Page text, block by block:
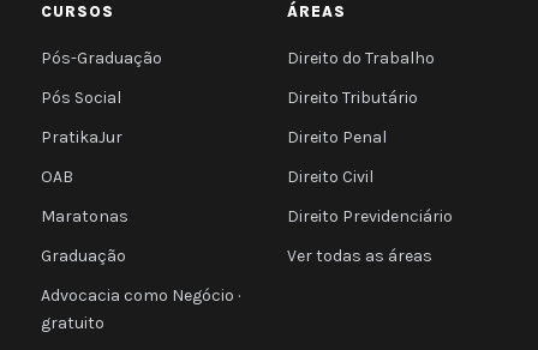
CURSOS
Pós-Graduação
Pós Social
PratikaJur
OAB
Maratonas
Graduação
Advocacia como Negócio ·
gratuito
ÁREAS
Direito do Trabalho
Direito Tributário
Direito Penal
Direito Civil
Direito Previdenciário
Ver todas as áreas